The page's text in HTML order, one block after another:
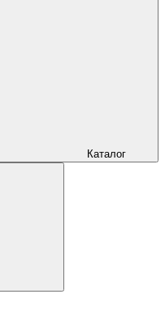
Каталог